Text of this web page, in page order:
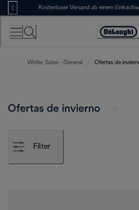
Skip
to
Content
Kostenloser Versand ab einem
Erklärung
Winter Sales - General Ofertas de
Ofertas de invierno
Filter